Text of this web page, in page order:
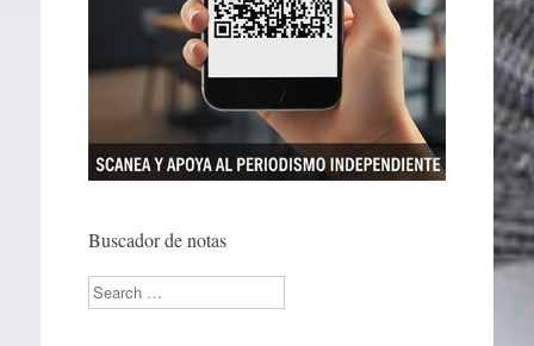
Buscador de notas
Search